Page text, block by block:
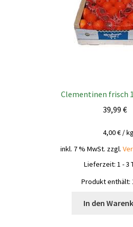
Clementinen frisch
39,99 €
4,00€/kg
inkl. 7 % MwSt. zzgl.
Lieferzeit: 1 - 3
Produkt enthält:
In den